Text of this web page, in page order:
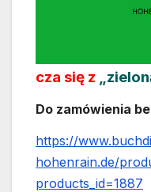
cza się z
Do zamówienia
https://
hohenrain.de/
products_id=1887